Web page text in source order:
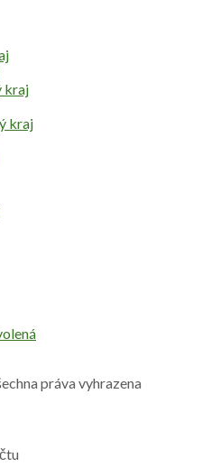
kraj
kraj
práva vyhrazena